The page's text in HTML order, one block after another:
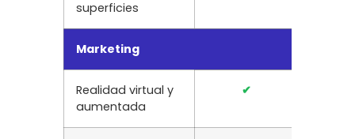
superficies
Marketing
Realidad virtual y
aumentada
✔